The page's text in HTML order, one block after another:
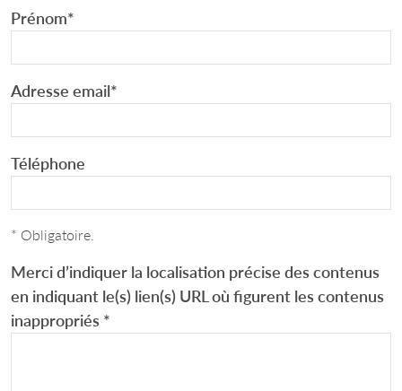
Prénom*
Adresse email*
Téléphone
* Obligatoire.
Merci d’indiquer la localisation précise des contenus
en indiquant le(s) lien(s) URL où figurent les contenus
inappropriés *